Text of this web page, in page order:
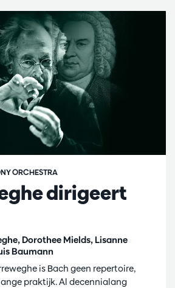
dirigeert
Dorothee Mields, Lisanne
Baumann
ORCHESTRA
is Bach geen repertoire,
praktijk. Al decennialang